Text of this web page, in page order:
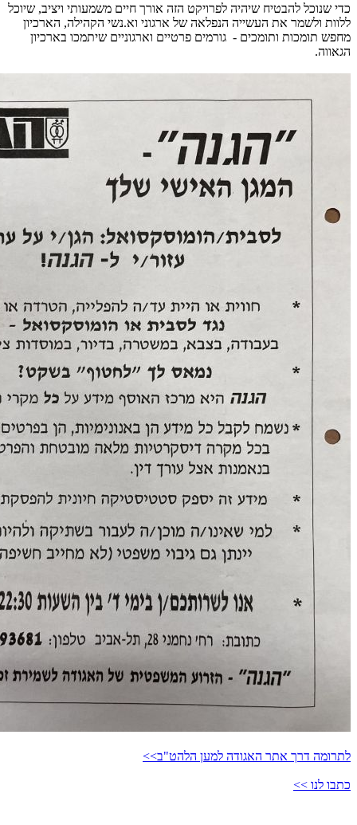
כדי שנוכל להבטיח שיהיה לפרויקט הזה אורך חיים משמעותי ויציב, שיוכל
ללוות ולשמר את העשייה הנפלאה של ארגוני וא.נשי הקהילה, הארכיון
מחפש תומכות ותומכים - גורמים פרטיים וארגוניים שיתמכו בארכיון
הגאווה.
לתרומה דרך אתר האגודה למען הלהט"ב>>
כתבו לנו >>